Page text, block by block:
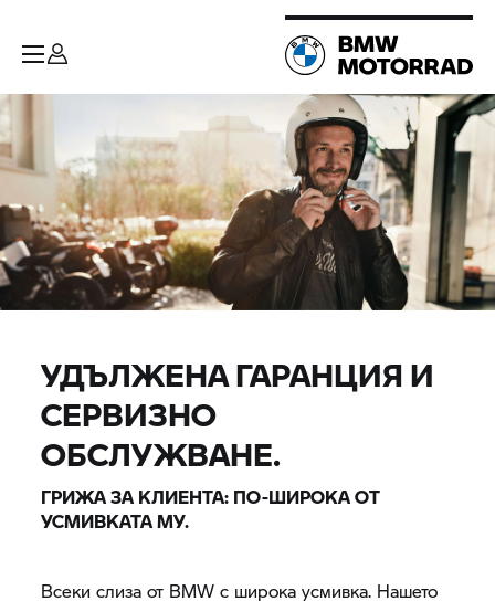
УДЪЛЖЕНА ГАРАНЦИЯ И
СЕРВИЗНО
ОБСЛУЖВАНЕ.
ГРИЖА ЗА КЛИЕНТА: ПО-ШИРОКА ОТ
УСМИВКАТА МУ.
Всеки слиза от BMW с широка усмивка. Нашето